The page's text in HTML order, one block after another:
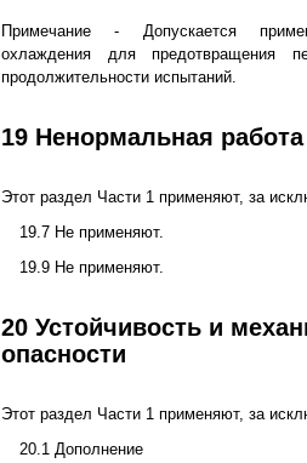
Примечание - Допускается
охлаждения для предотвращения
продолжительности испытаний.
19 Ненормальная работа
Этот раздел Части 1 применяют, за
19.7 Не применяют.
19.9 Не применяют.
20 Устойчивость и
опасности
Этот раздел Части 1 применяют, за
20.1 Дополнение